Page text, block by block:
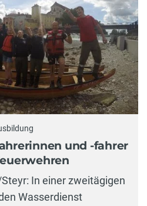
und -fahrer
In einer zweitägigen
Wasserdienst